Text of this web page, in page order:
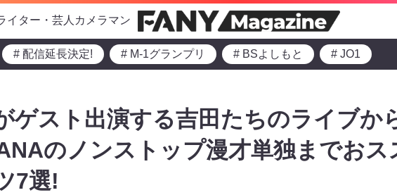
イター・芸人カメラマン
# 配信延長決定! # M-1グランプリ # BSよしもと # JO1
ゲスト出演する吉⽥たちのライブか
のノンストップ漫才単独までおス
7選!